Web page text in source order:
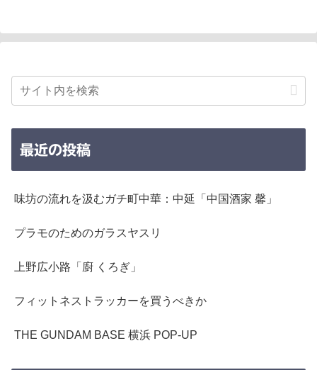
最近の投稿
味坊の流れを汲むガチ町中華：中延「中国酒家 馨」
プラモのためのガラスヤスリ
上野広小路「廚 くろぎ」
フィットネストラッカーを買うべきか
THE GUNDAM BASE 横浜 POP-UP